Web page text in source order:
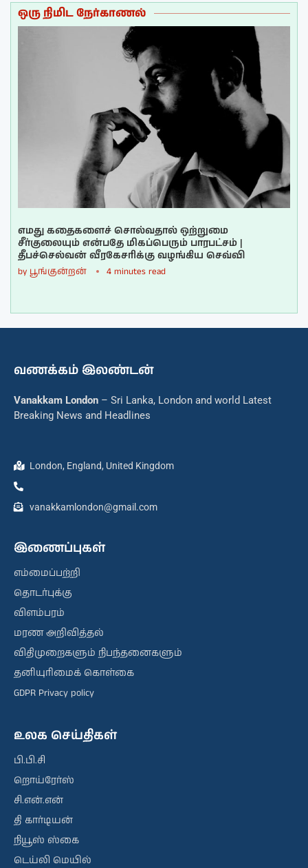
ஒரு நிமிட நேர்காணல்
எமது கதைகளைச் சொல்வதால் ஒற்றுமை
சீர்குலையும் என்பதே மிகப்பெரும் பாரபட்சம் |
தீபச்செல்வன் வீரகேசரிக்கு வழங்கிய செவ்வி
by பூங்குன்றன் 4 minutes read
வணக்கம் இலண்டன்
Vanakkam London – Sri Lanka, London and world Latest
Breaking News and Headlines
London, England, United Kingdom
vanakkamlondon@gmail.com
இணைப்புகள்
எம்மைப்பற்றி
தொடர்புக்கு
விளம்பரம்
மரண அறிவித்தல்
விதிமுறைகளும் நிபந்தனைகளும்
தனியுரிமைக் கொள்கை
GDPR Privacy policy
உலக செய்திகள்
பி.பி.சி
றொய்ரேர்ஸ்
சி.என்.என்
தி கார்டியன்
நியூஸ் ஸ்கை
டெய்லி மெயில்